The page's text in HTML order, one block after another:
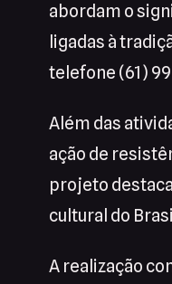
abordam o
ligadas à
telefone (61)
Além das
ação de
projeto
cultural do
A realização